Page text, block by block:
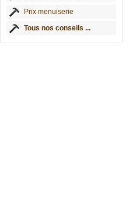
Prix menuiserie
Tous nos conseils ...